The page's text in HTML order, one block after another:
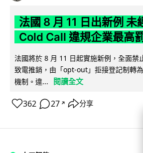
法國 8 月 11 日出新例 未
Cold Call 違規企業最高
法國將於 8 月 11 日起實施新例，全面禁
致電推銷，由「opt-out」拒接登記制轉
機制。違...
閱讀全文
362 27 ↗ 分享